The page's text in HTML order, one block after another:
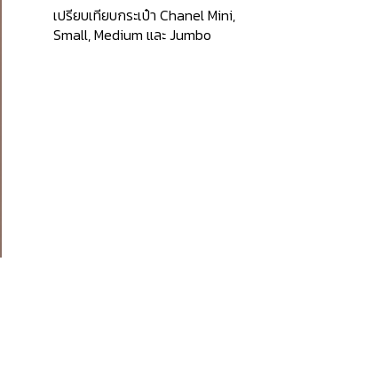
เปรียบเทียบกระเป๋า Chanel Mini,
Small, Medium และ Jumbo